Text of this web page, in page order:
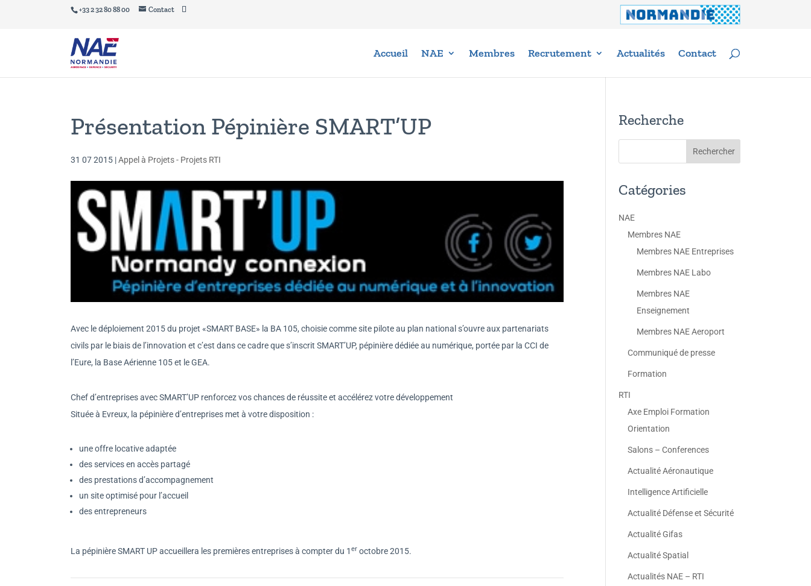
+33 2 32 80 88 00 Contact
Accueil NAE Membres Recrutement Actualités Contact
Présentation Pépinière SMART’UP
31 07 2015 |Appel à Projets - Projets RTI
Avec le déploiement 2015 du projet «SMART BASE» la BA 105, choisie comme site pilote au plan national s’ouvre aux partenariats
civils par le biais de l’innovation et c’est dans ce cadre que s’inscrit SMART’UP, pépinière dédiée au numérique, portée par la CCI de
l’Eure, la Base Aérienne 105 et le GEA.
Chef d’entreprises avec SMART’UP renforcez vos chances de réussite et accélérez votre développement
Située à Evreux, la pépinière d’entreprises met à votre disposition :
une offre locative adaptée
des services en accès partagé
des prestations d’accompagnement
un site optimisé pour l’accueil
des entrepreneurs
La pépinière SMART UP accueillera les premières entreprises à compter du 1 er octobre 2015.
Recherche
Catégories
NAE
Membres NAE
Membres NAE Entreprises
Membres NAE Labo
Membres NAE
Enseignement
Membres NAE Aeroport
Communiqué de presse
Formation
RTI
Axe Emploi Formation
Orientation
Salons – Conferences
Actualité Aéronautique
Intelligence Artificielle
Actualité Défense et Sécurité
Actualité Gifas
Actualité Spatial
Actualités NAE – RTI